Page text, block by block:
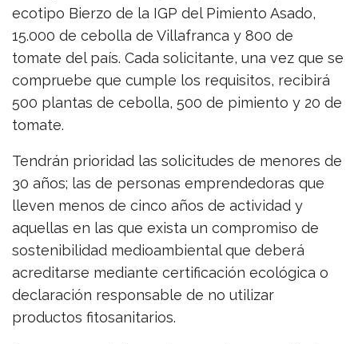
ecotipo Bierzo de la IGP del Pimiento Asado,
15.000 de cebolla de Villafranca y 800 de
tomate del país. Cada solicitante, una vez que se
compruebe que cumple los requisitos, recibirá
500 plantas de cebolla, 500 de pimiento y 20 de
tomate.
Tendrán prioridad las solicitudes de menores de
30 años; las de personas emprendedoras que
lleven menos de cinco años de actividad y
aquellas en las que exista un compromiso de
sostenibilidad medioambiental que deberá
acreditarse mediante certificación ecológica o
declaración responsable de no utilizar
productos fitosanitarios.